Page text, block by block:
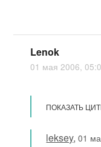
Lenok
01 мая 2006,
ПОКАЗАТЬ
leksey,01